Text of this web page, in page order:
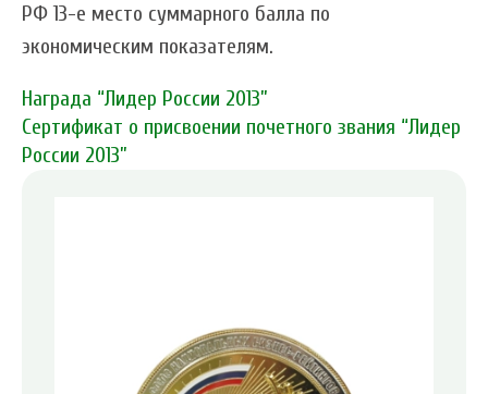
РФ 13-е место суммарного балла по
экономическим показателям.
Награда “Лидер России 2013”
Сертификат о присвоении почетного звания “Лидер
России 2013”